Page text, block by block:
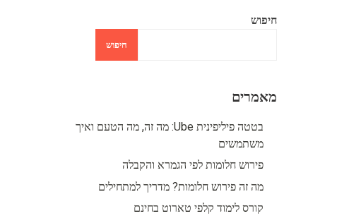
חיפוש
חיפוש
מאמרים
בטטה פיליפינית Ube: מה זה, מה הטעם ואיך
משתמשים
פירוש חלומות לפי הגמרא והקבלה
מה זה פירוש חלומות? מדריך למתחילים
קורס לימוד קלפי טארוט בחינם